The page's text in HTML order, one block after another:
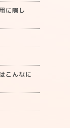
に際し
こんなに